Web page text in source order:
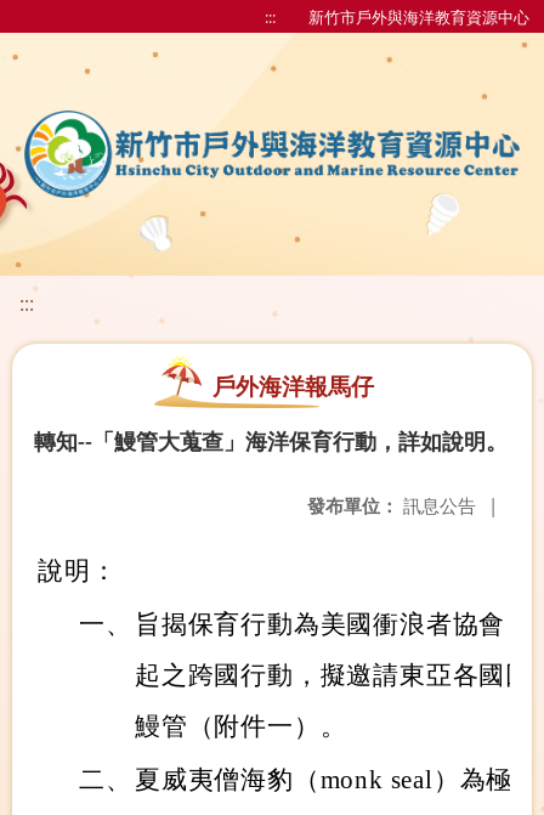
::: 新竹市戶外與海洋教育資源中心
:::
戶外海洋報馬仔
轉知--「鰻管大蒐查」海洋保育行動，詳如說明。
發布單位： 訊息公告 |
說明：
一、
旨揭保育行動為美國衝浪者協會
起之跨國行動，擬邀請東亞各國
鰻管（附件一）。
二、
夏威夷僧海豹（monk seal）為極